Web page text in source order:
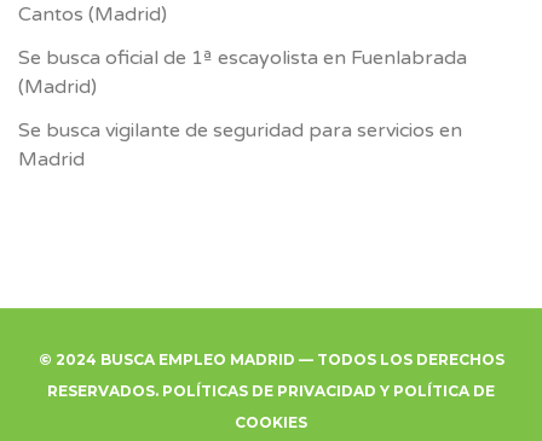
Cantos (Madrid)
Se busca oficial de 1ª escayolista en Fuenlabrada
(Madrid)
Se busca vigilante de seguridad para servicios en
Madrid
© 2024 BUSCA EMPLEO MADRID — TODOS LOS DERECHOS
RESERVADOS. POLÍTICAS DE PRIVACIDAD Y POLÍTICA DE
COOKIES